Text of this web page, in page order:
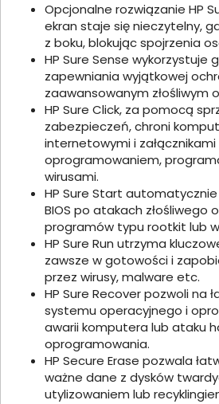
Opcjonalne rozwiązanie HP
ekran staje się nieczytelny,
z boku, blokując spojrzenia
HP Sure Sense wykorzystuje
zapewniania wyjątkowej
zaawansowanym złośliwym
HP Sure Click, za pomocą
zabezpieczeń, chroni
internetowymi i załącznikami
oprogramowaniem,
wirusami.
HP Sure Start
BIOS po atakach złośliwego
programów typu rootkit lub
HP Sure Run utrzyma
zawsze w gotowości i
przez wirusy, malware etc.
HP Sure Recover pozwoli na
systemu operacyjnego i
awarii komputera lub ataku
oprogramowania.
HP Secure Erase pozwala
ważne dane z dysków
utylizowaniem lub